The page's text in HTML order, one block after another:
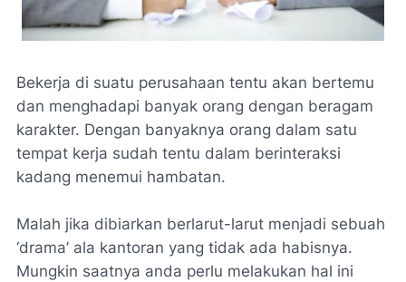
Bekerja di suatu perusahaan tentu akan bertemu
dan menghadapi banyak orang dengan beragam
karakter. Dengan banyaknya orang dalam satu
tempat kerja sudah tentu dalam berinteraksi
kadang menemui hambatan.
Malah jika dibiarkan berlarut-larut menjadi sebuah
‘drama’ ala kantoran yang tidak ada habisnya.
Mungkin saatnya anda perlu melakukan hal ini